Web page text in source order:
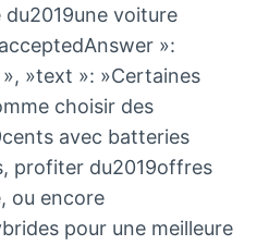
voiture
»:
»text »: »Certaines
choisir des
avec batteries
profiter du2019offres
ou encore
pour une meilleure